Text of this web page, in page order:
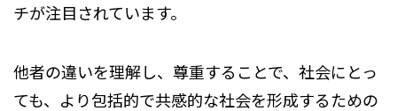
チが注目されています。
他者の違いを理解し、尊重することで、社会にとっ
ても、より包括的で共感的な社会を形成するための